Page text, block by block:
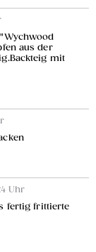
aus der
mit
Uhr
fertig frittierte